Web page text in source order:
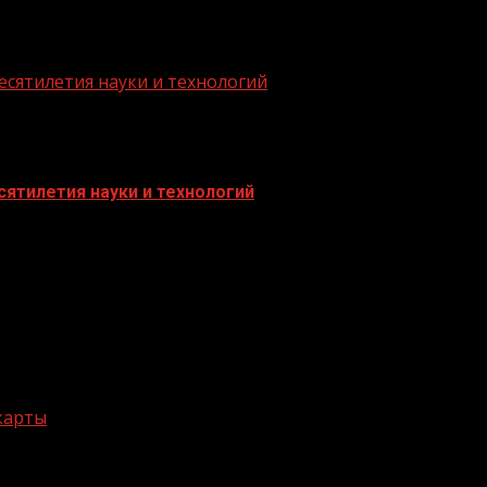
науки и технологий
науки и технологий